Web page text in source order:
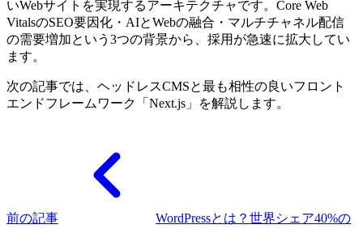
いWebサイトを実現するアーキテクチャです。Core Web
VitalsのSEO要因化・AIとWebの融合・マルチチャネル配信
の需要増加という3つの背景から、採用が急速に拡大してい
ます。
次の記事では、ヘッドレスCMSと最も相性の良いフロント
エンドフレームワーク「Next.js」を解説します。
前の記事 WordPressとは？世界シェア40%の